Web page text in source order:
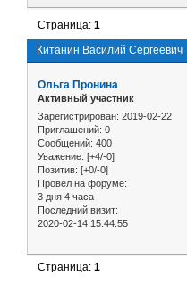
Китанин Василий Сергеевич
Страница:1
Ольга Пронина
Активный участник
Зарегистрирован: 2019-02-22
Приглашений: 0
Сообщений: 400
Уважение: [+4/-0]
Позитив: [+0/-0]
Провел на форуме:
3 дня 4 часа
Последний визит:
2020-02-14 15:44:55
Страница:1